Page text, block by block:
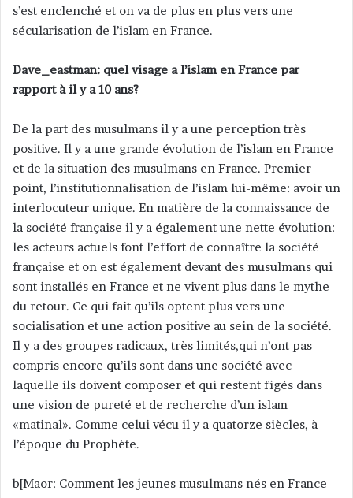
s’est enclenché et on va de plus en plus vers une
sécularisation de l’islam en France.
Dave_eastman: quel visage a l’islam en France par
rapport à il y a 10 ans?
De la part des musulmans il y a une perception très
positive. Il y a une grande évolution de l’islam en France
et de la situation des musulmans en France. Premier
point, l’institutionnalisation de l’islam lui-même: avoir un
interlocuteur unique. En matière de la connaissance de
la société française il y a également une nette évolution:
les acteurs actuels font l’effort de connaître la société
française et on est également devant des musulmans qui
sont installés en France et ne vivent plus dans le mythe
du retour. Ce qui fait qu’ils optent plus vers une
socialisation et une action positive au sein de la société.
Il y a des groupes radicaux, très limités,qui n’ont pas
compris encore qu’ils sont dans une société avec
laquelle ils doivent composer et qui restent figés dans
une vision de pureté et de recherche d’un islam
«matinal». Comme celui vécu il y a quatorze siècles, à
l’époque du Prophète.
b[Maor: Comment les jeunes musulmans nés en France